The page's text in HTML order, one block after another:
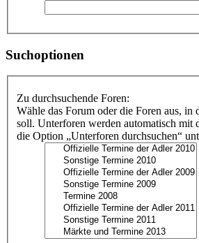
Suchoptionen
Zu durchsuchende Foren:
Wähle das Forum oder die Foren aus, in
soll. Unterforen werden automatisch mit
die Option „Unterforen durchsuchen“